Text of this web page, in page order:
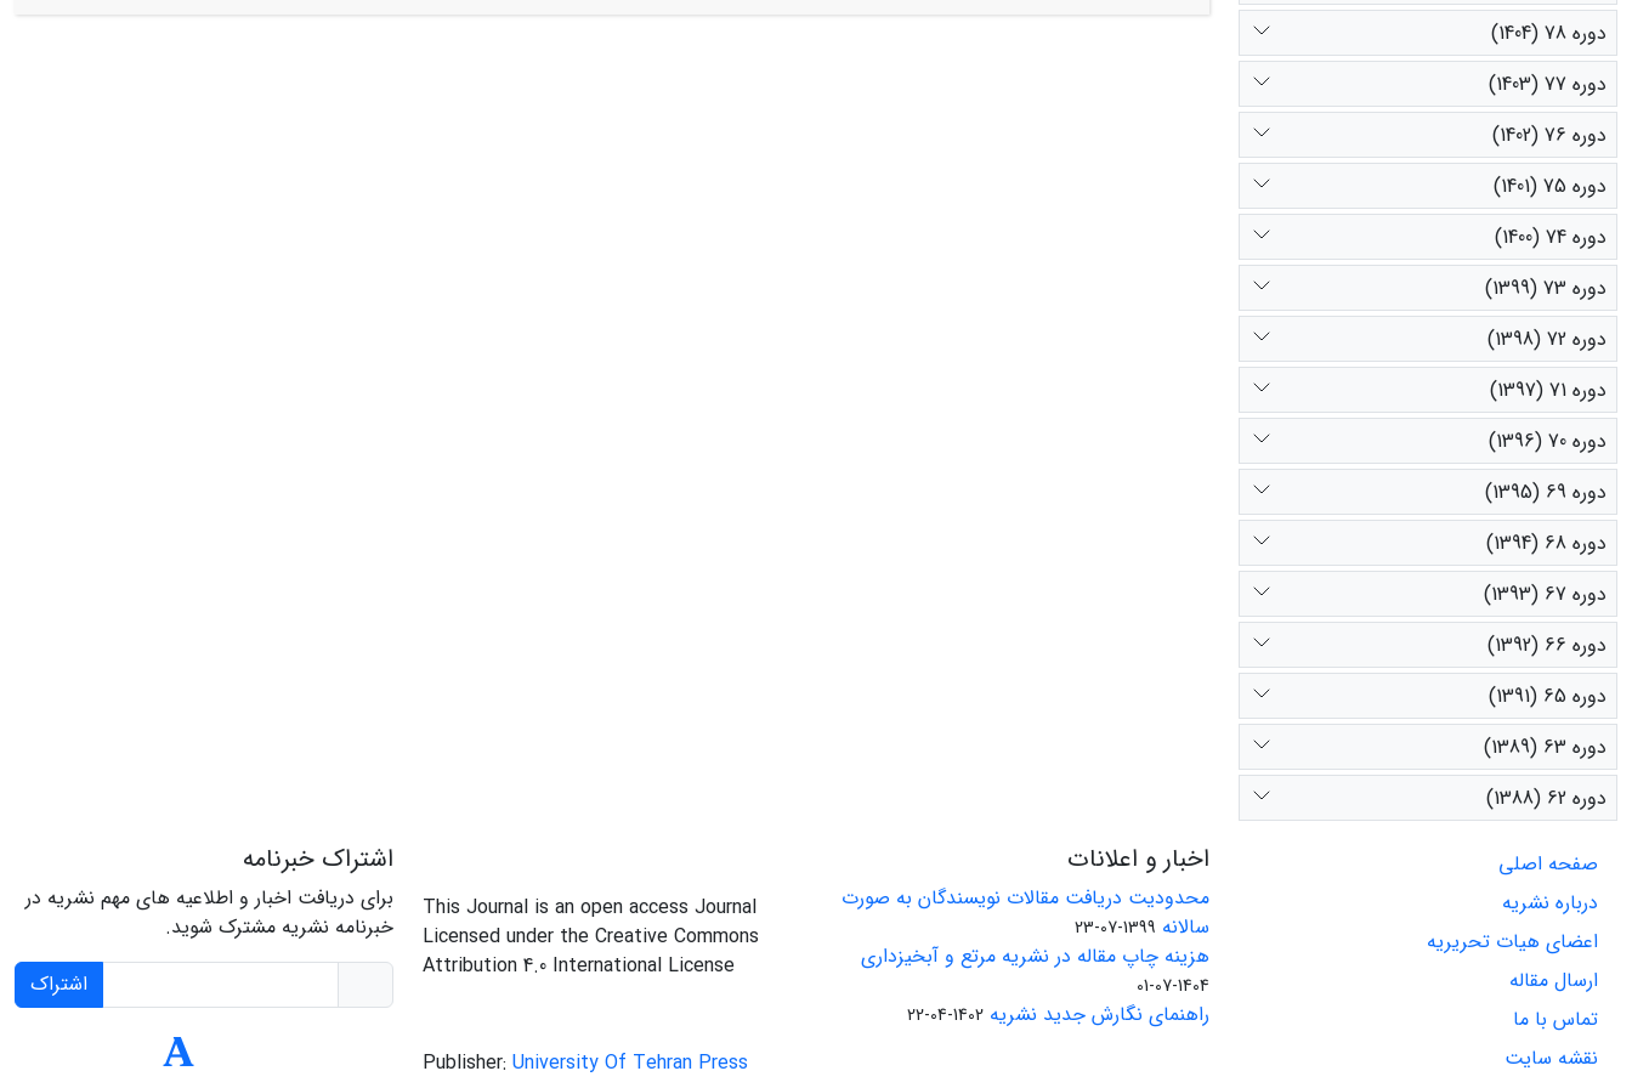
که این تغییرات نشان‌دهندۀ افزایش تخریب و وضعیت ناپایدار در منطقه است و از عوامل مستقیم اثر‌گذار بر منابع آب زیرزمینی می‌باشد و در پی این
دوره 78 (1404)
دوره 77 (1403)
دوره 76 (1402)
دوره 75 (1401)
دوره 74 (1400)
دوره 73 (1399)
دوره 72 (1398)
دوره 71 (1397)
دوره 70 (1396)
دوره 69 (1395)
دوره 68 (1394)
دوره 67 (1393)
دوره 66 (1392)
دوره 65 (1391)
دوره 63 (1389)
دوره 62 (1388)
صفحه اصلی
درباره نشریه
اعضای هیات تحریریه
ارسال مقاله
تماس با ما
نقشه سایت
اخبار و اعلانات
محدودیت دریافت مقالات نویسندگان به صورت
سالانه 1399-07-23
هزینه چاپ مقاله در نشریه مرتع و آبخیزداری
1404-07-01
راهنمای نگارش جدید نشریه 1402-04-22
This Journal is an open access Journal
Licensed under the Creative Commons
Attribution 4.0 International License
Publisher: University Of Tehran Press
اشتراک خبرنامه
برای دریافت اخبار و اطلاعیه های مهم نشریه در
خبرنامه نشریه مشترک شوید.
اشتراک